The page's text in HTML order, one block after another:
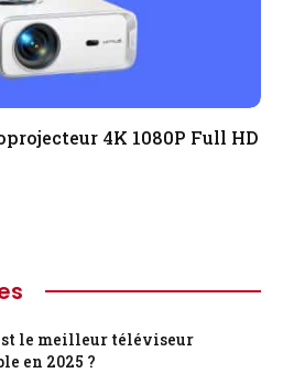
4K 1080P Full HD
le meilleur téléviseur
en 2025 ?